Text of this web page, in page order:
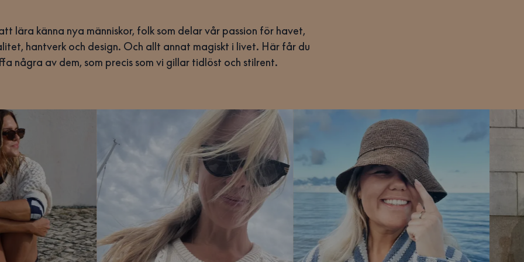
lära känna nya människor, folk som delar vår passion för havet,
hantverk och design. Och allt annat magiskt i livet. Här får du
några av dem, som precis som vi gillar tidlöst och stilrent.